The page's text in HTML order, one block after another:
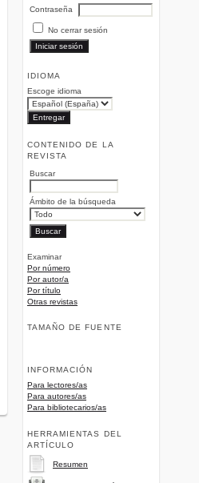
Contraseña
No cerrar sesión
IDIOMA
Escoge idioma
CONTENIDO DE LA
REVISTA
Buscar
Ámbito de la búsqueda
Examinar
Por número
Por autor/a
Por título
Otras revistas
TAMAÑO DE FUENTE
INFORMACIÓN
Para lectores/as
Para autores/as
Para bibliotecarios/as
HERRAMIENTAS DEL
ARTÍCULO
Resumen